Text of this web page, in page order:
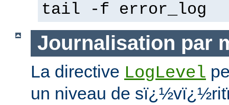
tail -f error_log
Journalisation par
La directive LogLevel
un niveau de